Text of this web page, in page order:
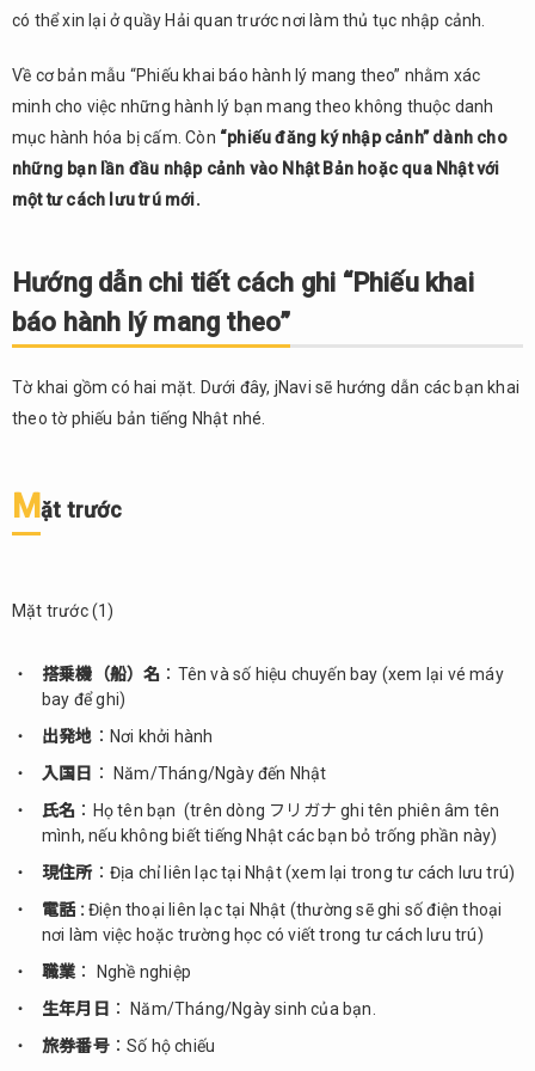
báo
lý
mang
theo”
2.1.
Mặt
Mặt
sau
2.3.
Ví dụ
thể
đăng
Tổng
kết
có thể xin lại ở quầy Hải quan trước nơi làm thủ tục nhập cảnh.
Về cơ bản mẫu “Phiếu khai báo hành lý mang theo” nhằm xác
minh cho việc những hành lý bạn mang theo không thuộc danh
mục hành hóa bị cấm. Còn “phiếu đăng ký nhập cảnh” dành cho
những bạn lần đầu nhập cảnh vào Nhật Bản hoặc qua Nhật với
một tư cách lưu trú mới.
Hướng dẫn chi tiết cách ghi “Phiếu khai
báo hành lý mang theo”
Tờ khai gồm có hai mặt. Dưới đây, jNavi sẽ hướng dẫn các bạn khai
theo tờ phiếu bản tiếng Nhật nhé.
Mặt trước
Mặt trước (1)
搭乗機（船）名 ：Tên và số hiệu chuyến bay (xem lại vé máy
bay để ghi)
出発地 ：Nơi khởi hành
入国日
： Năm/Tháng/Ngày đến Nhật
氏名 ：Họ tên bạn (trên dòng フリガナ ghi tên phiên âm tên
mình, nếu không biết tiếng Nhật các bạn bỏ trống phần này)
現住所 ：Địa chỉ liên lạc tại Nhật (xem lại trong tư cách lưu trú)
電話 :Điện thoại liên lạc tại Nhật (thường sẽ ghi số điện thoại
nơi làm việc hoặc trường học có viết trong tư cách lưu trú)
職業 ： Nghề nghiệp
生年月日 ： Năm/Tháng/Ngày sinh của bạn.
旅券番号：Số hộ chiếu